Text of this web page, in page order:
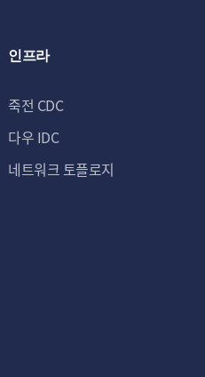
인프라
죽전 CDC
다우 IDC
네트워크 토플로지